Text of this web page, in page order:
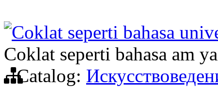
Coklat seperti bahasa
Coklat seperti bahasa am
Catalog: